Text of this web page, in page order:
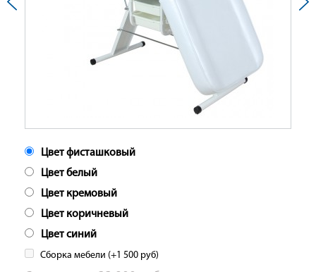
Цвет фисташковый
Цвет белый
Цвет кремовый
Цвет коричневый
Цвет синий
Сборка мебели (+1 500 руб)